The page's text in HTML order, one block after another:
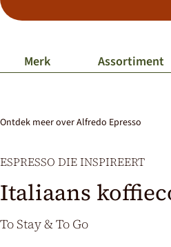
Merk Assortiment
your
consent
to
load
Ontdek meer over Alfredo Epresso
ESPRESSO DIE INSPIREERT
Italiaans
To Stay & To Go